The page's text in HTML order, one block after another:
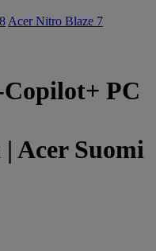
Acer Nitro Blaze 7
PC
Acer Suomi